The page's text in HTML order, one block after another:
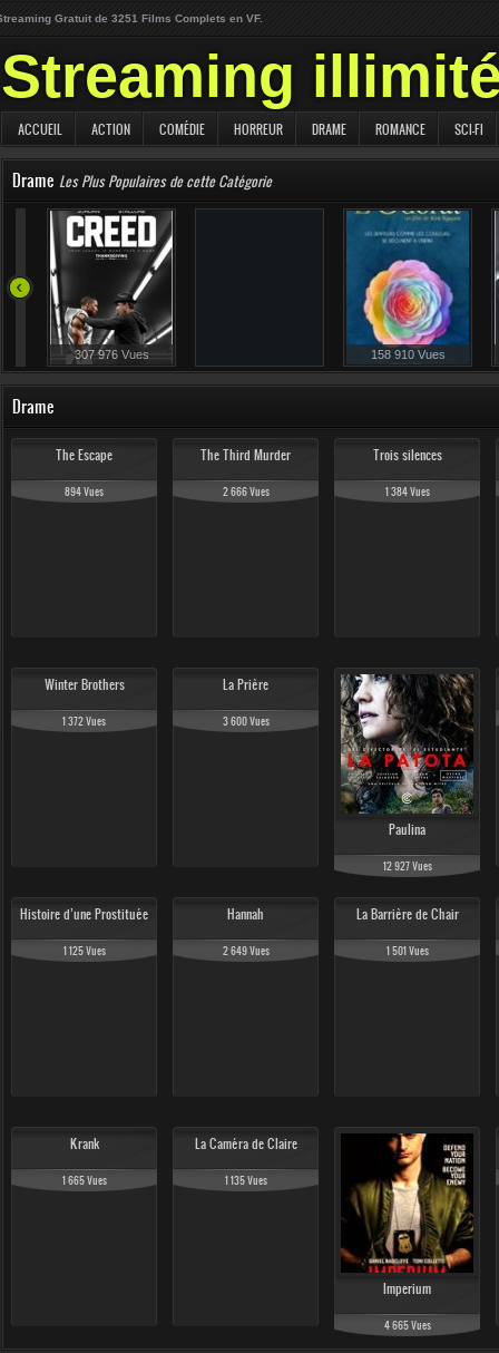
Gratuit de 3251 Films Complets en VF.
Streaming
ACCUEIL ACTION COMÉDIE HORREUR DRAME ROMANCE SCI-FI
Drame Les Plus Populaires de cette Catégorie
307 976 Vues
239 730 Vues
158 910 Vues
Drame
The Escape
894 Vues
The Third Murder
2 666 Vues
Trois silences
1 384 Vues
Winter Brothers
1 372 Vues
La Prière
3 600 Vues
Paulina
12 927 Vues
Histoire d’une Prostituée
1 125 Vues
Hannah
2 649 Vues
La Barrière de Chair
1 501 Vues
Krank
1 665 Vues
La Caméra de Claire
1 135 Vues
Imperium
4 665 Vues